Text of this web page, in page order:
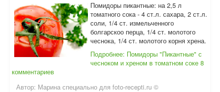
Помидоры пикантные: на 2,5 л
томатного сока - 4 ст.л. сахара, 2 ст.л.
соли, 1/4 ст. измельченного
болгарскоо перца, 1/4 ст. молотого
чеснока, 1/4 ст. молотого корня хрена.
Подробнее: Помидоры "Пикантные" с
чесноком и хреном в томатном соке 8
комментариев
Автор: Марина специально для foto-recepti.ru ©